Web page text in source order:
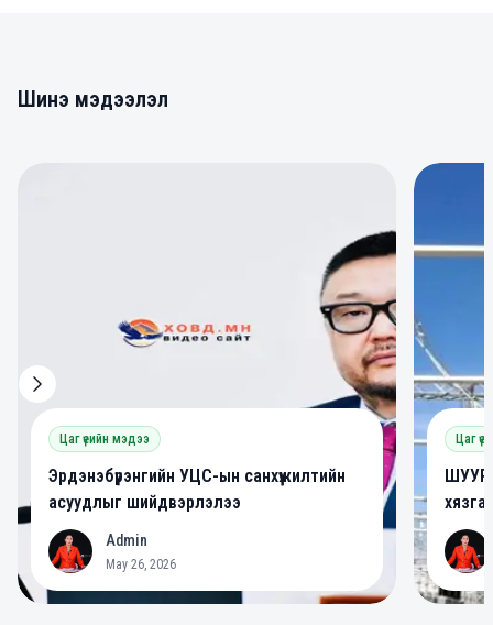
Шинэ мэдээлэл
Цаг үеийн мэдээ
Эрдэнэбүрэнгийн УЦС-ын санхүүжилтийн
асуудлыг шийдвэрлэлээ
A Admin
May 26, 2026
Цаг
A